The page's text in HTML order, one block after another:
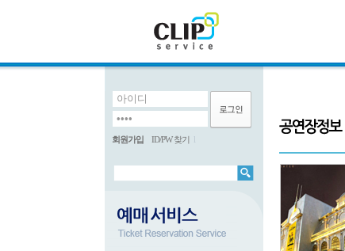
회원가입 ID/PW 찾기